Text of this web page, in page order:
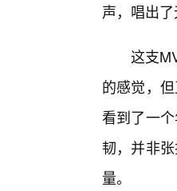
声，唱出
这支
的感觉，
看到了一
韧，并非
量。